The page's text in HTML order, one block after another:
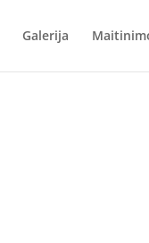
Galerija